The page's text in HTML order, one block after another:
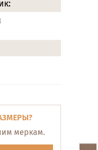
меркам.